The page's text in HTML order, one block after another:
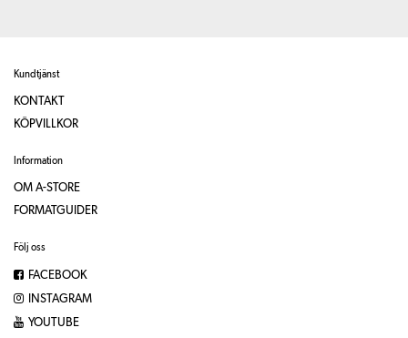
Kundtjänst
KONTAKT
KÖPVILLKOR
Information
OM A-STORE
FORMATGUIDER
Följ oss
FACEBOOK
INSTAGRAM
YOUTUBE